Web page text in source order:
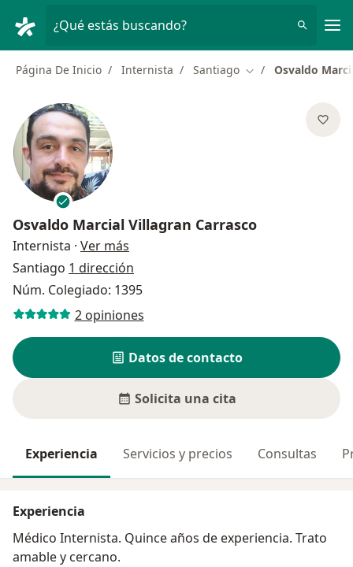
¿Qué estás buscando?
Página De Inicio Internista Santiago Cambiar de ciudad
Osvaldo
Osvaldo Marcial Villagran Carrasco
Internista · Ver más
Santiago 1 dirección
Núm. Colegiado: 1395
2 opiniones
Datos de contacto
Solicita una cita
Experiencia Servicios y precios Consultas
Experiencia
Médico Internista. Quince años de experiencia. Trato
amable y cercano.